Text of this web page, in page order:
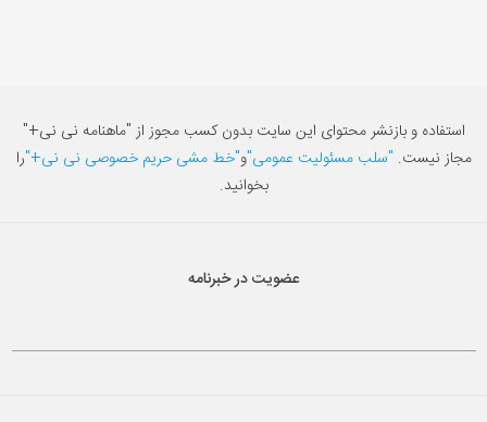
استفاده و بازنشر محتوای این سایت بدون کسب مجوز از "ماهنامه نی نی+"
مجاز نیست. "سلب مسئولیت عمومی"و"خط مشی حریم خصوصی نی نی+"را
بخوانید.
عضویت در خبرنامه